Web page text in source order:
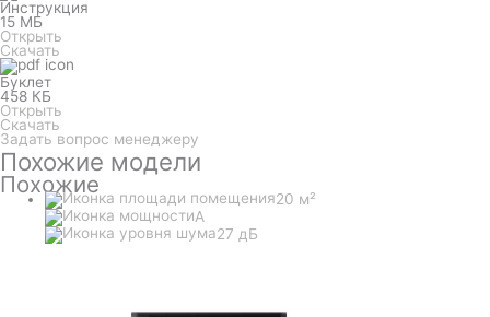
Инструкция
15 МБ
Открыть
Скачать
Буклет
458 КБ
Открыть
Скачать
Задать вопрос менеджеру
Похожие модели
Похожие
20 м²
A
27 дБ